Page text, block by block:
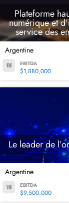
Plateforme
numérique et
service des
Argentine
EBITDA
$1,880,000
Le leader de
Argentine
EBITDA
$9,500,000